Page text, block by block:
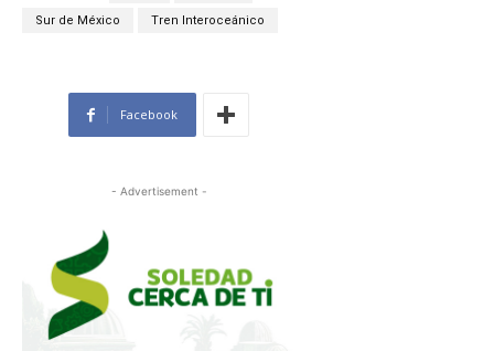
Sur de México Tren Interoceánico
Facebook
- Advertisement -